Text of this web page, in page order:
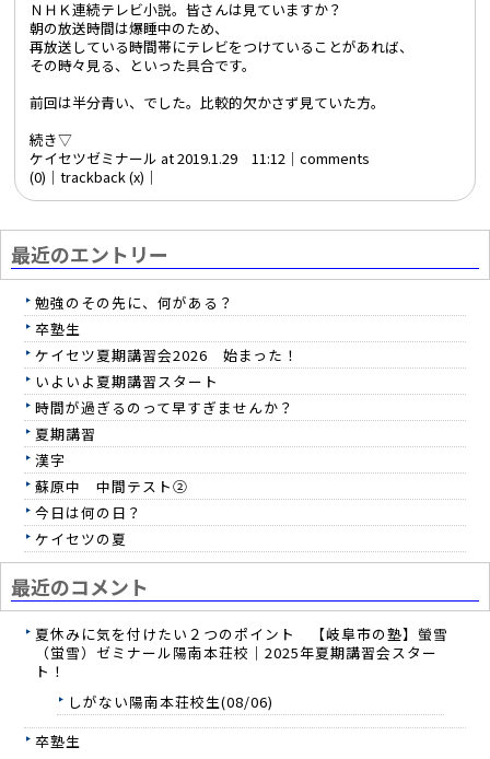
ＮＨＫ連続テレビ小説。皆さんは見ていますか？
朝の放送時間は爆睡中のため、
再放送している時間帯にテレビをつけていることがあれば、
その時々見る、といった具合です。
前回は半分青い、でした。比較的欠かさず見ていた方。
続き▽
ケイセツゼミナール at 2019.1.29 11:12│ comments
(0) │trackback (x)│
最近のエントリー
勉強のその先に、何がある？
卒塾生
ケイセツ夏期講習会2026 始まった！
いよいよ夏期講習スタート
時間が過ぎるのって早すぎませんか？
夏期講習
漢字
蘇原中 中間テスト②
今日は何の日？
ケイセツの夏
最近のコメント
夏休みに気を付けたい２つのポイント 【岐阜市の塾】螢雪
（蛍雪）ゼミナール陽南本荘校｜2025年夏期講習会スター
ト！
しがない陽南本荘校生(08/06)
卒塾生